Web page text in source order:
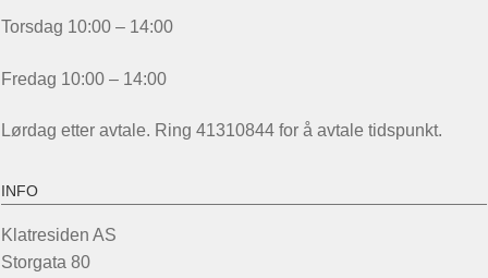
Torsdag 10:00 – 14:00
Fredag 10:00 – 14:00
Lørdag etter avtale. Ring 41310844 for å avtale tidspunkt.
INFO
Klatresiden AS
Storgata 80